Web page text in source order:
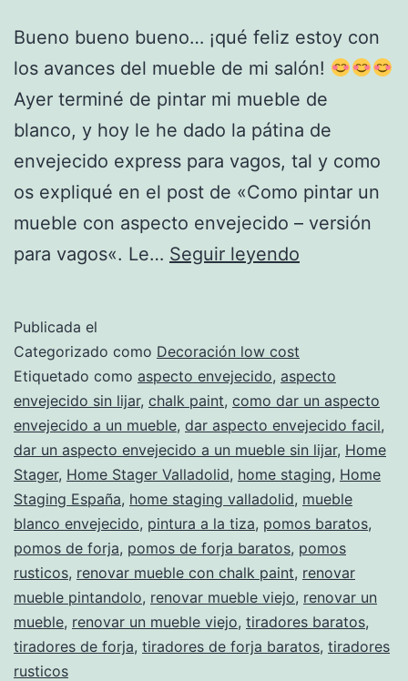
Bueno bueno bueno… ¡qué feliz estoy con
los avances del mueble de mi salón!
Ayer terminé de pintar mi mueble de
blanco, y hoy le he dado la pátina de
envejecido express para vagos, tal y como
os expliqué en el post de «Como pintar un
mueble con aspecto envejecido – versión
para vagos«. Le… Seguir leyendo
Publicada el
Categorizado como Decoración low cost
Etiquetado como aspecto envejecido, aspecto
envejecido sin lijar, chalk paint, como dar un aspecto
envejecido a un mueble, dar aspecto envejecido facil,
dar un aspecto envejecido a un mueble sin lijar, Home
Stager, Home Stager Valladolid, home staging, Home
Staging España, home staging valladolid, mueble
blanco envejecido, pintura a la tiza, pomos baratos,
pomos de forja, pomos de forja baratos, pomos
rusticos, renovar mueble con chalk paint, renovar
mueble pintandolo, renovar mueble viejo, renovar un
mueble, renovar un mueble viejo, tiradores baratos,
tiradores de forja, tiradores de forja baratos, tiradores
rusticos